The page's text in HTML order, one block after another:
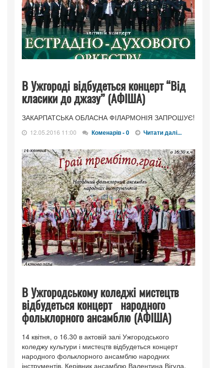
В Ужгороді відбудеться концерт “Від
класики до джазу” (АФІША)
ЗАКАРПАТСЬКА ОБЛАСНА ФІЛАРМОНІЯ ЗАПРОШУЄ!
12.05.2016 11:00 Коменарів - 0 Читати далі...
В Ужгородському коледжі мистецтв
відбудеться концерт народного
фольклорного ансамблю (АФІША)
14 квітня, о 16.30 в актовій залі Ужгородського
коледжу культури і мистецтв відбудеться концерт
народного фольклорного ансамблю народних
інструментів. Керівник ансамблю Валентина Вігула.